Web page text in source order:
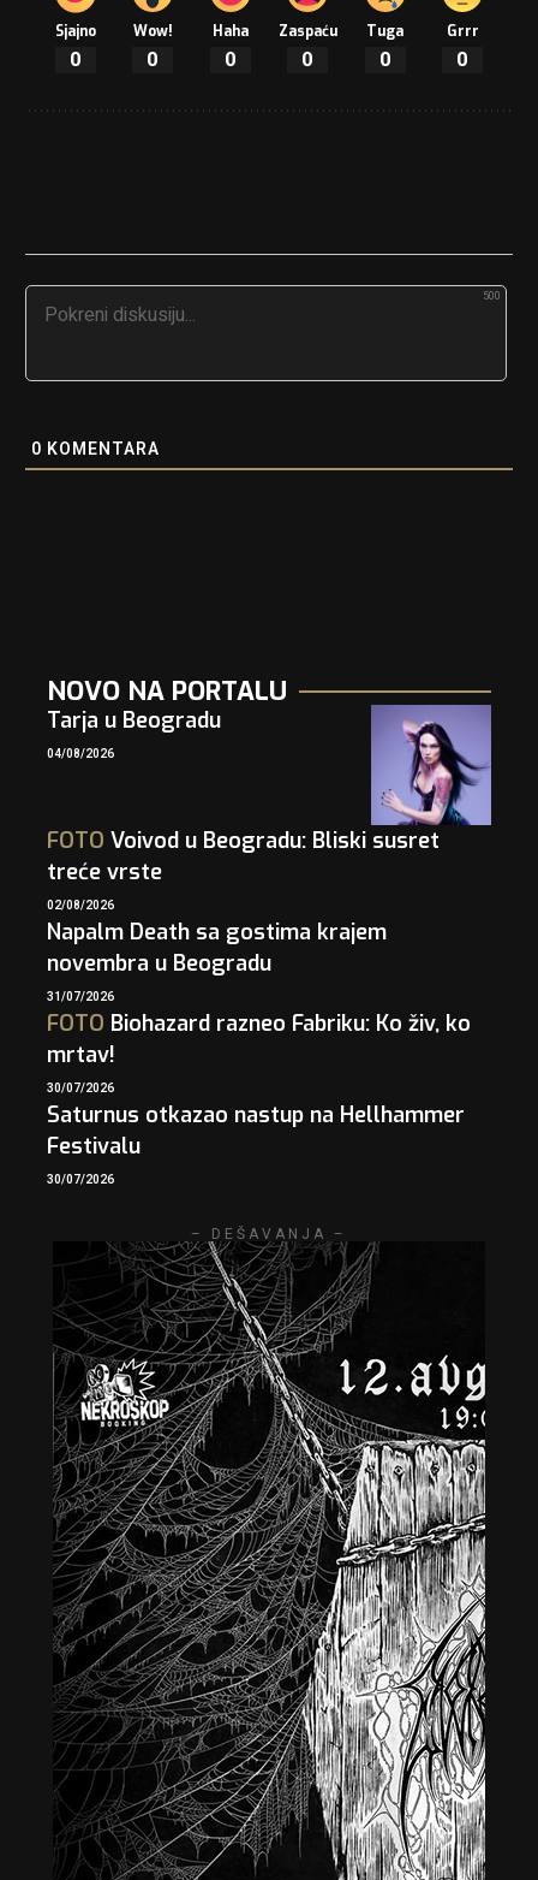
Sjajno
0
Wow!
0
Haha
0
Zaspaću
0
Tuga
0
Grrr
0
500
0 KOMENTARA
NOVO NA PORTALU
Tarja u Beogradu
04/08/2026
FOTO Voivod u Beogradu: Bliski susret
treće vrste
02/08/2026
Napalm Death sa gostima krajem
novembra u Beogradu
31/07/2026
FOTO Biohazard razneo Fabriku: Ko živ, ko
mrtav!
30/07/2026
Saturnus otkazao nastup na Hellhammer
Festivalu
30/07/2026
– DEŠAVANJA –